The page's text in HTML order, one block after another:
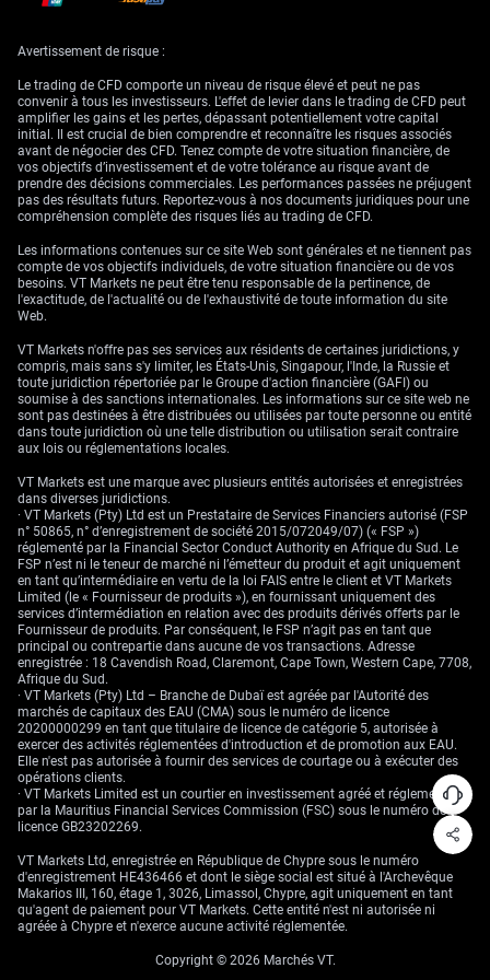
Pour les intervenants sur dérivés, nous estimons que l’achat d’options de
vente (puts) sur le NZD/USD constitue une manière claire de se
positionner en vue d’une poursuite du repli vers les supports à 0,5700 et
0,5650. Cette stratégie offre une exposition directe au mouvement
baissier tout en bornant le risque à la prime payée. Nous privilégions
des maturités de quatre à six semaines afin de capter le mouvement
attendu.
Autre possibilité : vendre des spreads de calls hors de la monnaie (out-
of-the-money) avec des prix d’exercice situés au-dessus de la zone de
résistance clé à 0,5833. Cette approche profite à la fois d’une baisse des
cours et de l’érosion temporelle, ce qui est avantageux si la descente est
progressive. Historiquement, les phases de vigueur généralisée du dollar,
comme celle observée au second semestre 2023, ont souvent débouché
sur des tendances prolongées et graduelles plutôt que sur des replis
brusques et volatils.
Le principal risque pour ce scénario baissier serait un rallye repassant
au-dessus de la SMA 200 jours autour de 0,5833. Un tel mouvement
signalerait un changement notable du sentiment de marché et
constituerait, selon nous, un signal pour réévaluer les positions
baissières. Nous surveillerons étroitement ce niveau, véritable ligne de
démarcation pour la tendance baissière en cours.
Avertissement de risque :
Le trading de CFD comporte un niveau de risque élevé et peut ne pas
convenir à tous les investisseurs. L'effet de levier dans le trading de CFD peut
amplifier les gains et les pertes, dépassant potentiellement votre capital
initial. Il est crucial de bien comprendre et reconnaître les risques associés
avant de négocier des CFD. Tenez compte de votre situation financière, de
vos objectifs d’investissement et de votre tolérance au risque avant de
prendre des décisions commerciales. Les performances passées ne préjugent
pas des résultats futurs. Reportez-vous à nos documents juridiques pour une
compréhension complète des risques liés au trading de CFD.
Les informations contenues sur ce site Web sont générales et ne tiennent pas
compte de vos objectifs individuels, de votre situation financière ou de vos
besoins. VT Markets ne peut être tenu responsable de la pertinence, de
l'exactitude, de l'actualité ou de l'exhaustivité de toute information du site
Web.
VT Markets n'offre pas ses services aux résidents de certaines juridictions, y
compris, mais sans s'y limiter, les États-Unis, Singapour, l'Inde, la Russie et
toute juridiction répertoriée par le Groupe d'action financière (GAFI) ou
soumise à des sanctions internationales. Les informations sur ce site web ne
sont pas destinées à être distribuées ou utilisées par toute personne ou entité
dans toute juridiction où une telle distribution ou utilisation serait contraire
aux lois ou réglementations locales.
VT Markets est une marque avec plusieurs entités autorisées et enregistrées
dans diverses juridictions.
· VT Markets (Pty) Ltd est un Prestataire de Services Financiers autorisé (FSP
n° 50865, n° d’enregistrement de société 2015/072049/07) (« FSP »)
réglementé par la Financial Sector Conduct Authority en Afrique du Sud. Le
FSP n’est ni le teneur de marché ni l’émetteur du produit et agit uniquement
en tant qu’intermédiaire en vertu de la loi FAIS entre le client et VT Markets
Limited (le « Fournisseur de produits »), en fournissant uniquement des
services d’intermédiation en relation avec des produits dérivés offerts par le
Fournisseur de produits. Par conséquent, le FSP n’agit pas en tant que
principal ou contrepartie dans aucune de vos transactions. Adresse
enregistrée : 18 Cavendish Road, Claremont, Cape Town, Western Cape, 7708,
Afrique du Sud.
· VT Markets (Pty) Ltd – Branche de Dubaï est agréée par l'Autorité des
marchés de capitaux des EAU (CMA) sous le numéro de licence
20200000299 en tant que titulaire de licence de catégorie 5, autorisée à
exercer des activités réglementées d'introduction et de promotion aux EAU.
Elle n'est pas autorisée à fournir des services de courtage ou à exécuter des
opérations clients.
· VT Markets Limited est un courtier en investissement agréé et réglementé
par la Mauritius Financial Services Commission (FSC) sous le numéro de
licence GB23202269.
VT Markets Ltd, enregistrée en République de Chypre sous le numéro
d'enregistrement HE436466 et dont le siège social est situé à l'Archevêque
Makarios III, 160, étage 1, 3026, Limassol, Chypre, agit uniquement en tant
qu'agent de paiement pour VT Markets. Cette entité n'est ni autorisée ni
agréée à Chypre et n'exerce aucune activité réglementée.
Copyright © 2026 Marchés VT.